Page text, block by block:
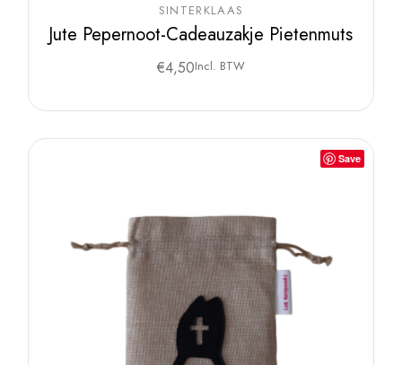
SINTERKLAAS
Jute Pepernoot-Cadeauzakje Pietenmuts
€4,50Incl. BTW
Save